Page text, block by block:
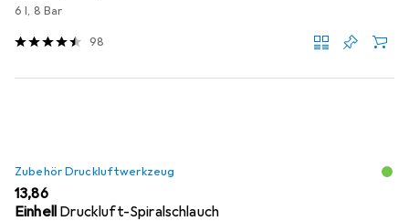
6 l, 8 Bar
98
Zubehör Druckluftwerkzeug
EUR
13,86
Einhell Druckluft-Spiralschlauch